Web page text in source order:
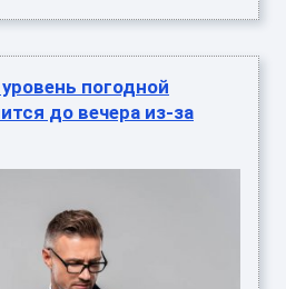
погодной
до вечера из-за